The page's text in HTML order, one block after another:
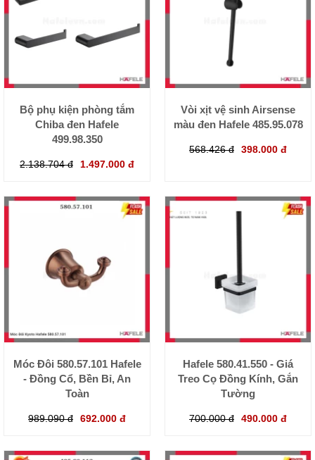
Bộ phụ kiện phòng tắm
Chiba đen Hafele
499.98.350
2.138.704 đ 1.497.000 đ
Vòi xịt vệ sinh Airsense
màu đen Hafele 485.95.078
568.426 đ 398.000 đ
Móc Đôi 580.57.101 Hafele
- Đồng Cổ, Bền Bỉ, An
Toàn
989.090 đ 692.000 đ
Hafele 580.41.550 - Giá
Treo Cọ Đồng Kính, Gắn
Tường
700.000 đ 490.000 đ